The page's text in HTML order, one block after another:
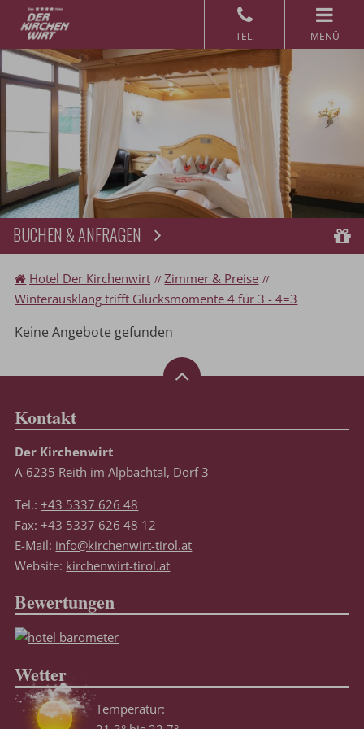
MENÜ
BUCHEN & ANFRAGEN
Hotel Der Kirchenwirt
Zimmer & Preise
Winterausklang trifft Glücksmomente 4 für 3 - 4=3
Keine Angebote gefunden
Kontakt
Der Kirchenwirt
A-6235 Reith im Alpbachtal, Dorf 3
Tel.:+43 5337 626 48
Fax: +43 5337 626 48 12
E-Mail: info@kirchenwirt-tirol.at
Website: kirchenwirt-tirol.at
Bewertungen
Wetter
Temperatur: